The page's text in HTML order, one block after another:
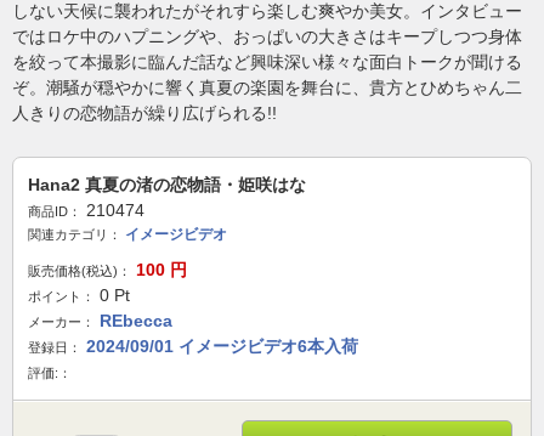
しない天候に襲われたがそれすら楽しむ爽やか美女。インタビュー
ではロケ中のハプニングや、おっぱいの大きさはキープしつつ身体
を絞って本撮影に臨んだ話など興味深い様々な面白トークが聞ける
ぞ。潮騒が穏やかに響く真夏の楽園を舞台に、貴方とひめちゃん二
人きりの恋物語が繰り広げられる!!
Hana2 真夏の渚の恋物語・姫咲はな
商品ID： 210474
関連カテゴリ： イメージビデオ
販売価格(税込)： 100 円
ポイント： 0 Pt
メーカー： REbecca
登録日： 2024/09/01 イメージビデオ6本入荷
評価:：